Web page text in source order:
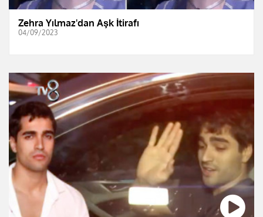
Zehra Yılmaz'dan Aşk İtirafı
04/09/2023